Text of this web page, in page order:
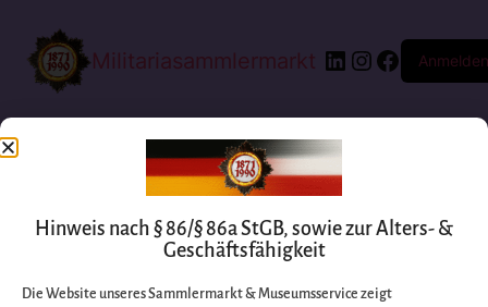
Militariasammlermarkt Anmelden
Hinweis nach § 86/§ 86a StGB, sowie zur Alters- &
Geschäftsfähigkeit
Die Website unseres Sammlermarkt & Museumsservice zeigt